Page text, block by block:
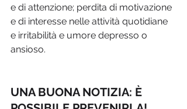
e di attenzione; perdita di motivazione
e di interesse nelle attività quotidiane
e irritabilità e umore depresso o
ansioso.
UNA BUONA NOTIZIA: È